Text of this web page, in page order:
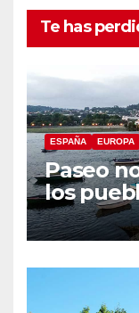
Te has
ESPAÑA EUROPA
Paseo
los
Coruña,